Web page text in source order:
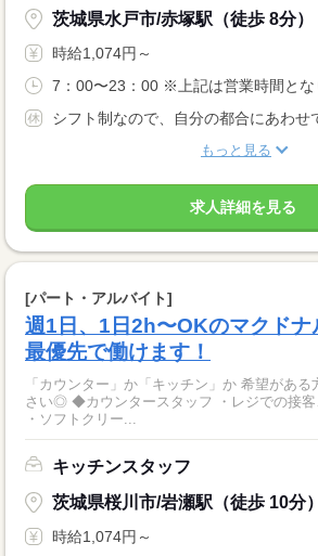
茨城県水戸市/赤塚駅（徒歩 8分）
時給1,074円～
7：00〜23：00 ※上記は営業時間とな
シフト制なので、自分の都合にあわせ
もっと見る
求人詳細を見る
[パート・アルバイト]
週1日、1日2h〜OKのマクドナ
最優先で働けます！
「カウンター」か「キッチン」か 希望があ
さい◎ ◆カウンタースタッフ ・レジでの接客、注文 ・ドリンク作り
・ソフトクリー...
キッチンスタッフ
茨城県桜川市/岩瀬駅（徒歩 10分）
時給1,074円～